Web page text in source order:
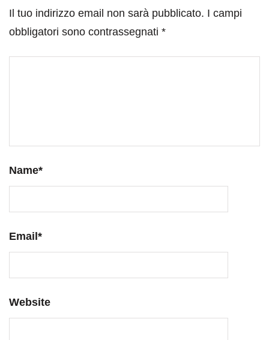
Il tuo indirizzo email non sarà pubblicato. I campi
obbligatori sono contrassegnati *
Name*
Email *
Website